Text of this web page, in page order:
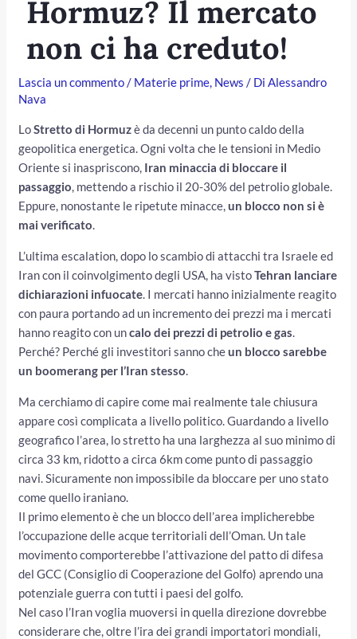
Hormuz? Il mercato
non ci ha creduto!
Lascia un commento/ Materie prime, News / DiAlessandro
Nava
LoStretto di Hormuzè da decenni un punto caldo della
geopolitica energetica. Ogni volta che le tensioni in Medio
Oriente si inaspriscono, Iran minaccia di bloccare il
passaggio, mettendo a rischio il 20-30% del petrolio globale.
Eppure, nonostante le ripetute minacce,un blocco non si è
mai verificato.
L’ultima escalation, dopo lo scambio di attacchi tra Israele ed
Iran con il coinvolgimento degli USA, ha vistoTehran lanciare
dichiarazioni infuocate. I mercati hanno inizialmente reagito
con paura portando ad un incremento dei prezzi ma i mercati
hanno reagito con uncalo dei prezzi di petrolio e gas.
Perché? Perché gli investitori sanno cheun blocco sarebbe
un boomerang per l’Iran stesso.
Ma cerchiamo di capire come mai realmente tale chiusura
appare così complicata a livello politico. Guardando a livello
geografico l’area, lo stretto ha una larghezza al suo minimo di
circa 33 km, ridotto a circa 6km come punto di passaggio
navi. Sicuramente non impossibile da bloccare per uno stato
come quello iraniano.
Il primo elemento è che un blocco dell’area implicherebbe
l’occupazione delle acque territoriali dell’Oman. Un tale
movimento comporterebbe l’attivazione del patto di difesa
del GCC (Consiglio di Cooperazione del Golfo) aprendo una
potenziale guerra con tutti i paesi del golfo.
Nel caso l’Iran voglia muoversi in quella direzione dovrebbe
considerare che, oltre l’ira dei grandi importatori mondiali,